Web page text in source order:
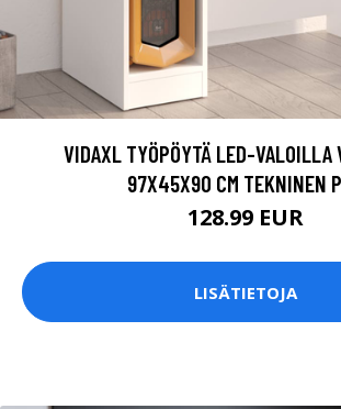
VIDAXL TYÖPÖYTÄ LED-VALOILLA
97X45X90 CM TEKNINEN
128.99 EUR
LISÄTIETOJA